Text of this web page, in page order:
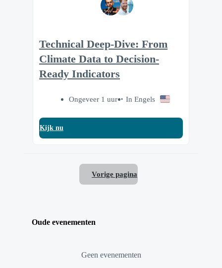
Technical Deep-Dive: From
Climate Data to Decision-
Ready Indicators
Ongeveer 1 uur In Engels
Kijk nu
Vorige pagina
Oude evenementen
Geen evenementen